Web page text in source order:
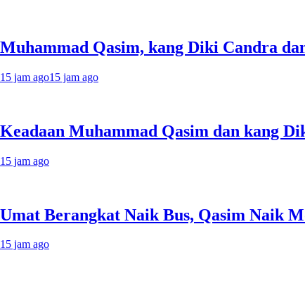
Muhammad Qasim, kang Diki Candra
15 jam ago15 jam ago
Keadaan Muhammad Qasim dan kang
15 jam ago
Umat Berangkat Naik Bus, Qasim Naik
15 jam ago